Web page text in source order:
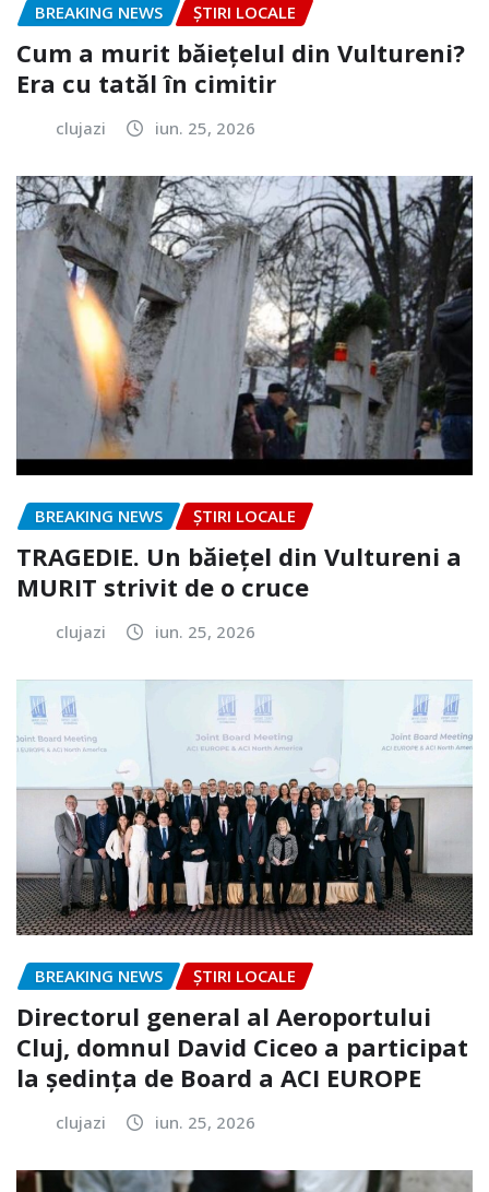
BREAKING NEWS ȘTIRI LOCALE
Cum a murit băiețelul din Vultureni?
Era cu tatăl în cimitir
clujazi iun. 25, 2026
BREAKING NEWS ȘTIRI LOCALE
TRAGEDIE. Un băiețel din Vultureni a
MURIT strivit de o cruce
clujazi iun. 25, 2026
BREAKING NEWS ȘTIRI LOCALE
Directorul general al Aeroportului
Cluj, domnul David Ciceo a participat
la ședința de Board a ACI EUROPE
clujazi iun. 25, 2026